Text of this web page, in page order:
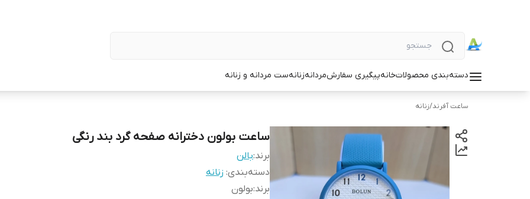
دسته‌بندی محصولاتخانهپیگیری سفارشمردانهزنانهست مردانه و زنانه
ساعت آفرند/زنانه
ساعت بولون دخترانه صفحه گرد بند رنگی
برند:بالن
دسته‌بندی: زنانه
برند:بولون